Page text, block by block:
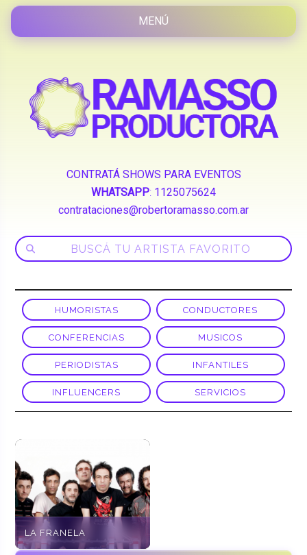
CONTRATÁ SHOWS PARA EVENTOS
WHATSAPP: 1125075624
contrataciones@robertoramasso.com.ar
HUMORISTAS CONDUCTORES
CONFERENCIAS MUSICOS
PERIODISTAS INFANTILES
INFLUENCERS SERVICIOS
LA FRANELA